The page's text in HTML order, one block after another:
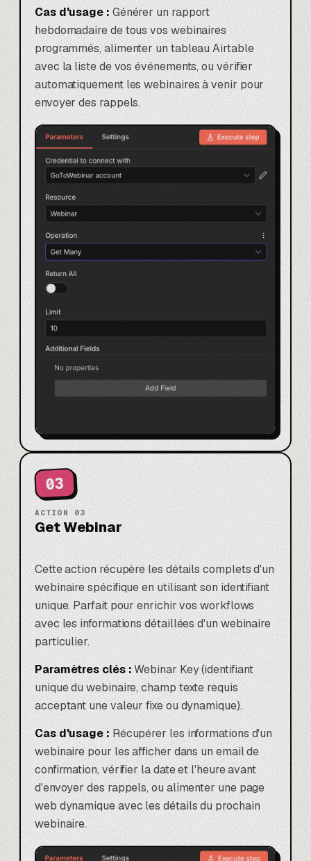
Cas d'usage : Générer un rapport
hebdomadaire de tous vos webinaires
programmés, alimenter un tableau Airtable
avec la liste de vos événements, ou vérifier
automatiquement les webinaires à venir pour
envoyer des rappels.
03
ACTION 03
Get Webinar
Cette action récupère les détails complets d'un
webinaire spécifique en utilisant son identifiant
unique. Parfait pour enrichir vos workflows
avec les informations détaillées d'un webinaire
particulier.
Paramètres clés :Webinar Key (identifiant
unique du webinaire, champ texte requis
acceptant une valeur fixe ou dynamique).
Cas d'usage : Récupérer les informations d'un
webinaire pour les afficher dans un email de
confirmation, vérifier la date et l'heure avant
d'envoyer des rappels, ou alimenter une page
web dynamique avec les détails du prochain
webinaire.